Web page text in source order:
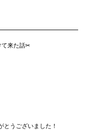
て来た話✂︎
とうございました！